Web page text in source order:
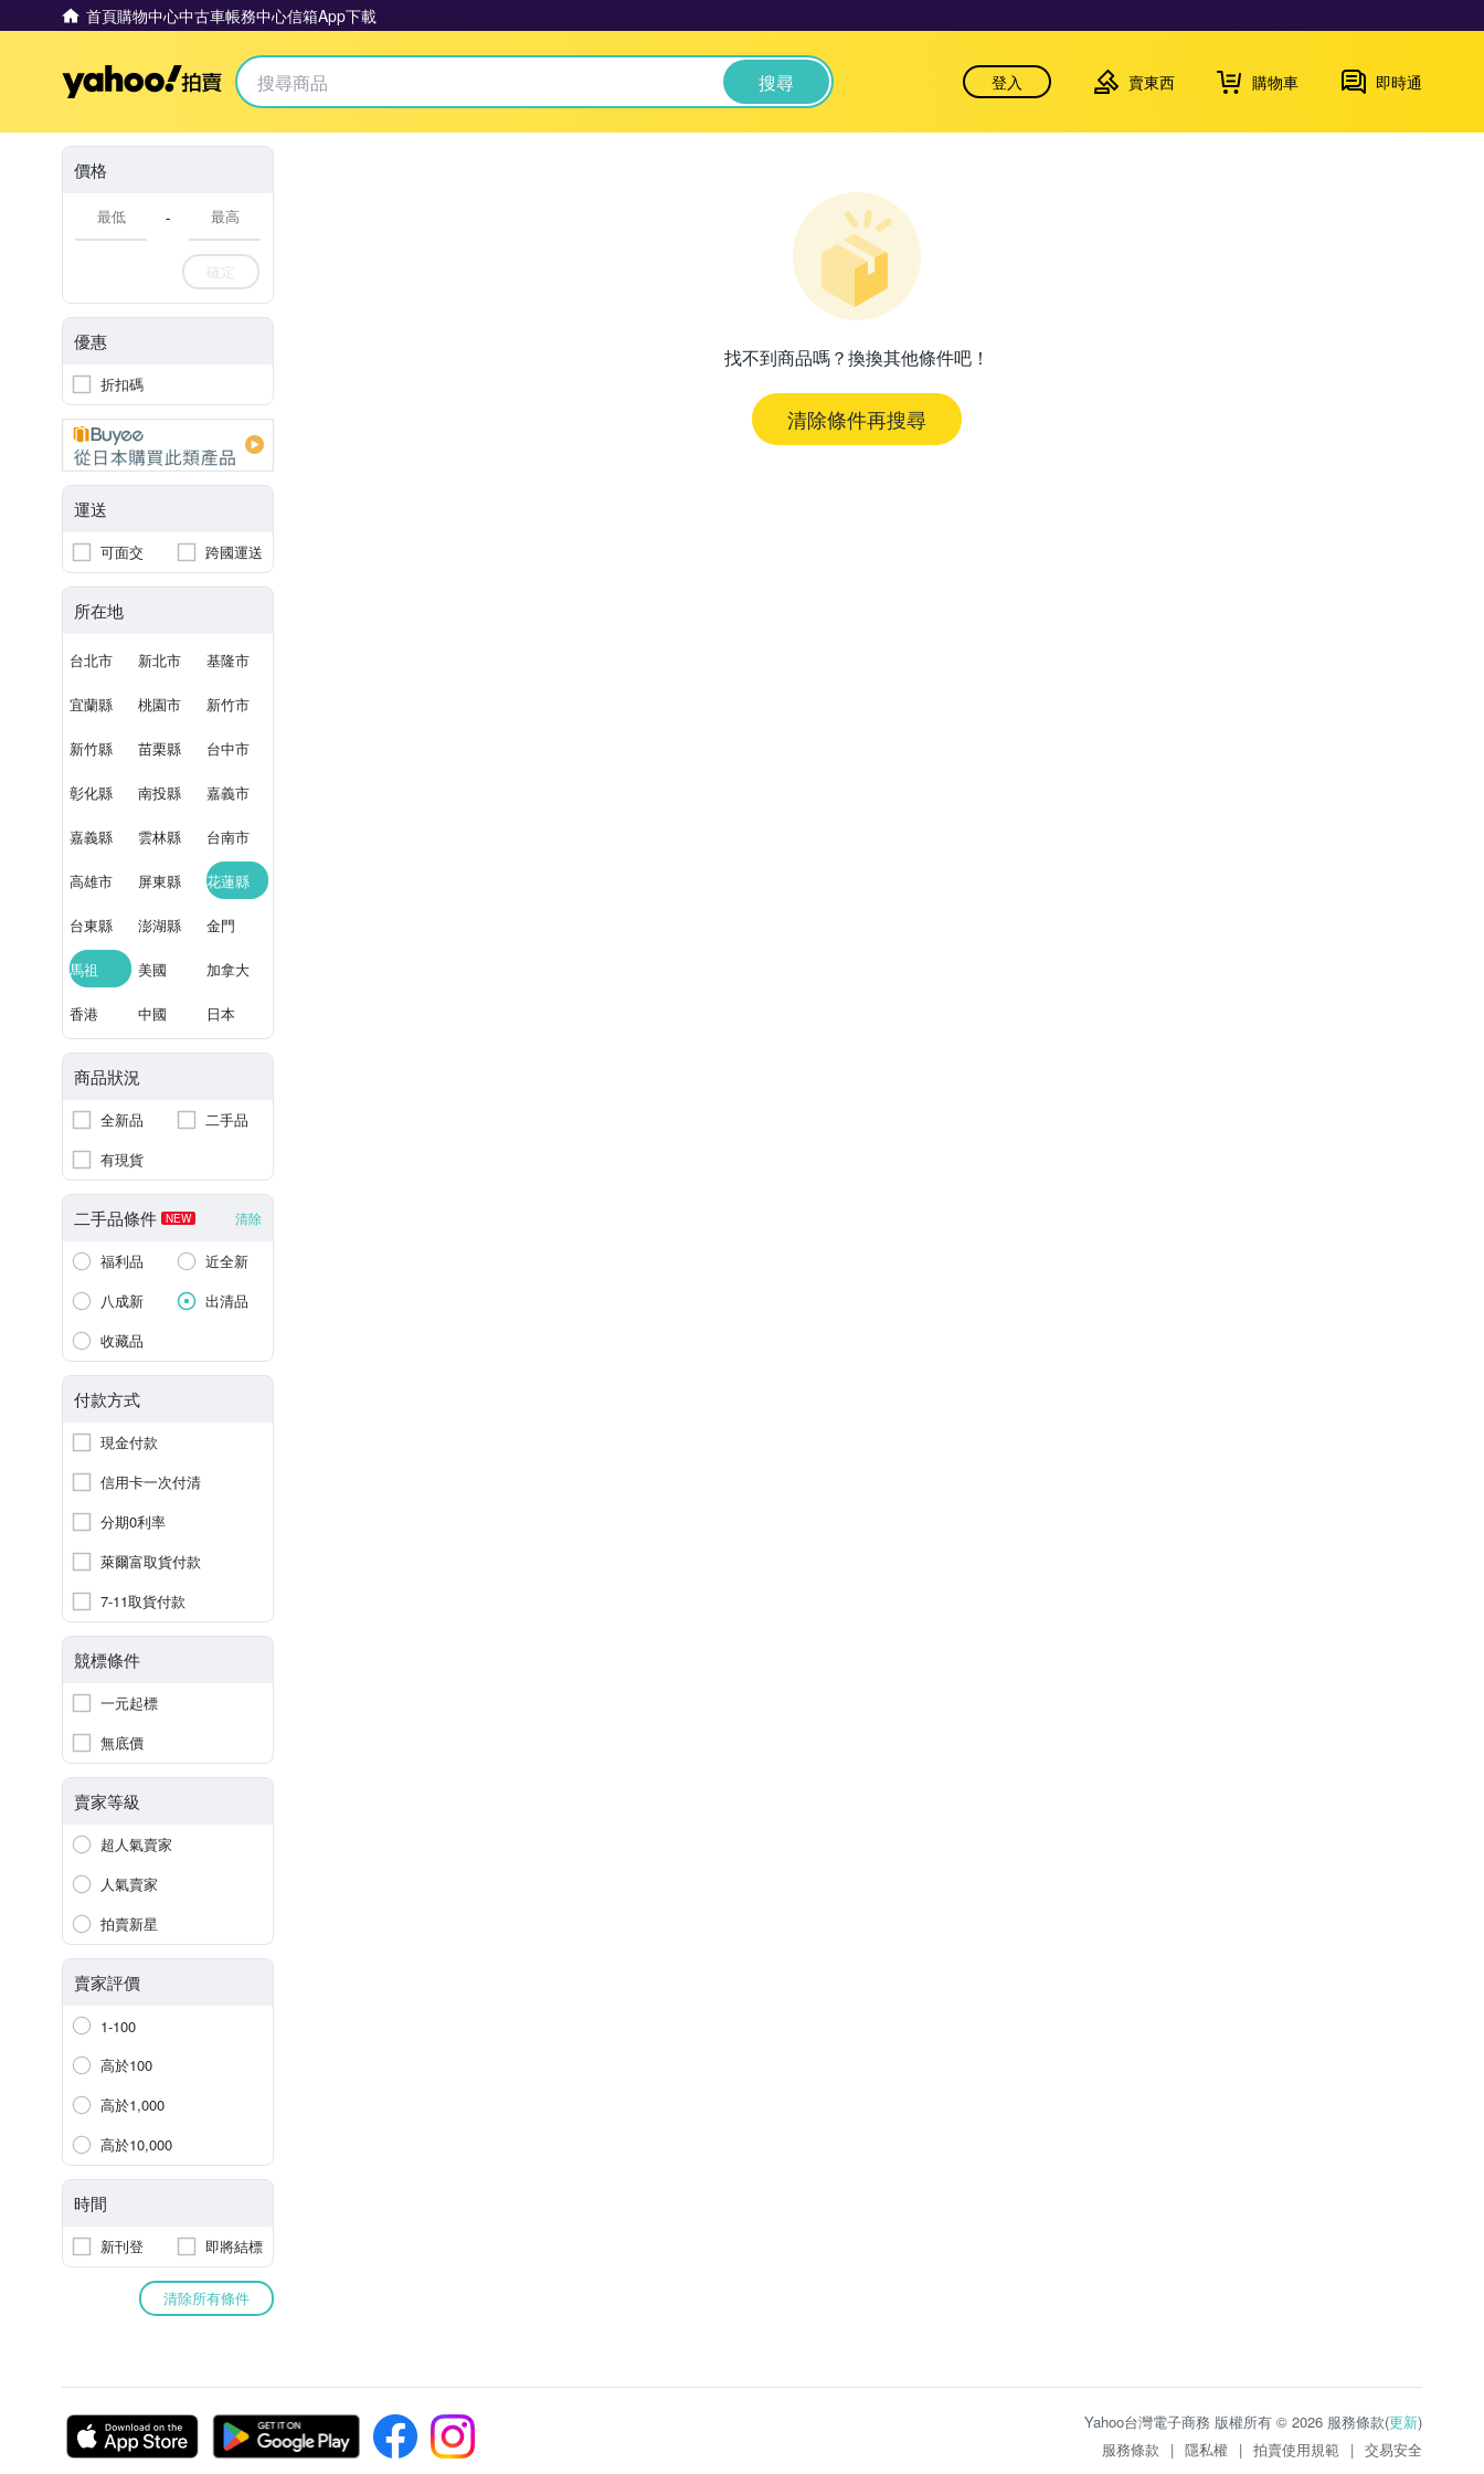
首頁購物中心中古車帳務中心信箱App下載
Yahoo拍賣 搜尋 登入 賣東西 購物車 即時通
價格
-
確定
優惠
折扣碼
運送
可面交 跨國運送
所在地
台北市 新北市 基隆市
宜蘭縣 桃園市 新竹市
新竹縣 苗栗縣 台中市
彰化縣 南投縣 嘉義市
嘉義縣 雲林縣 台南市
高雄市 屏東縣 花蓮縣
台東縣 澎湖縣 金門
馬祖 美國 加拿大
香港 中國 日本
商品狀況
全新品
二手品
有現貨
二手品條件 NEW 清除
福利品
近全新
八成新
出清品
收藏品
付款方式
現金付款
信用卡一次付清
分期0利率
萊爾富取貨付款
7-11取貨付款
競標條件
一元起標
無底價
賣家等級
超人氣賣家
人氣賣家
拍賣新星
賣家評價
1-100
高於100
高於1,000
高於10,000
時間
新刊登 即將結標
清除所有條件
找不到商品嗎？換換其他條件吧！
清除條件再搜尋
Yahoo台灣電子商務 版權所有 © 2026 服務條款(更新)
服務條款
| 隱私權 | 拍賣使用規範 | 交易安全